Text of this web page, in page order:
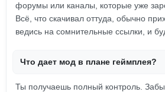
форумы или каналы, которые уже
Всё, что скачивал оттуда, обычно
ведись на сомнительные ссылки, и
Что дает мод в плане геймплея?
Ты получаешь полный контроль.